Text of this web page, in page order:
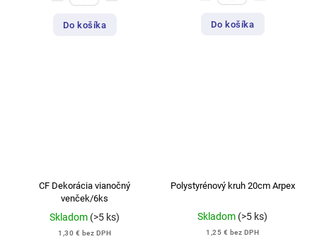
Do košíka Do košíka
CF Dekorácia vianočný
venček/6ks
Skladom (>5 ks)
1,30 € bez DPH
Polystyrénový kruh 20cm Arpex
Skladom (>5 ks)
1,25 € bez DPH